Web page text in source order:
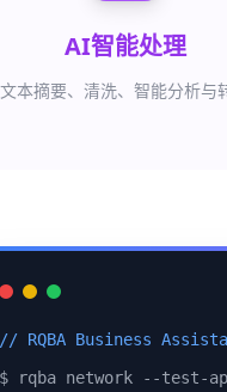
AI智能处理
文本摘要、清洗、智能分析与
// RQBA Business
$ rqba network --test-